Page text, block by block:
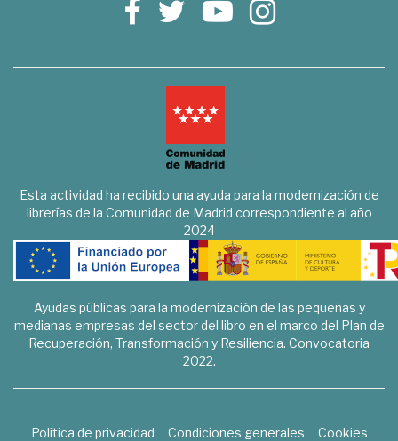
Esta actividad ha recibido una ayuda para la modernización de
librerías de la Comunidad de Madrid correspondiente al año
2024
Ayudas públicas para la modernización de las pequeñas y
medianas empresas del sector del libro en el marco del Plan de
Recuperación, Transformación y Resiliencia. Convocatoria
2022.
Política de privacidad Condiciones generales
Cookies